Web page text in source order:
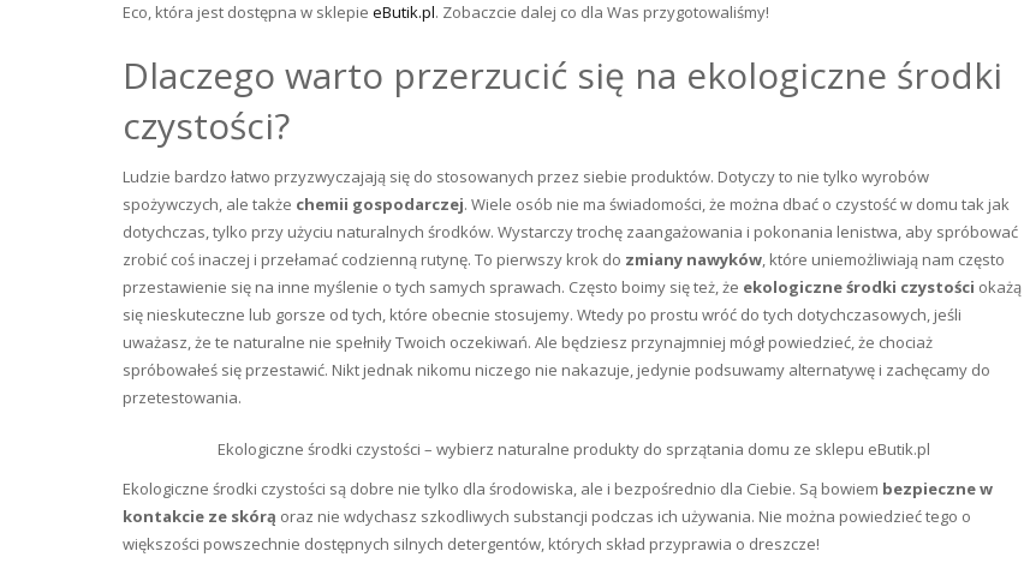
Eco, która jest dostępna w sklepie eButik.pl. Zobaczcie dalej co dla Was przygotowaliśmy!
Dlaczego warto przerzucić się na ekologiczne środki
czystości?
Ludzie bardzo łatwo przyzwyczajają się do stosowanych przez siebie produktów. Dotyczy to nie tylko wyrobów
spożywczych, ale także chemii gospodarczej. Wiele osób nie ma świadomości, że można dbać o czystość w domu tak jak
dotychczas, tylko przy użyciu naturalnych środków. Wystarczy trochę zaangażowania i pokonania lenistwa, aby spróbować
zrobić coś inaczej i przełamać codzienną rutynę. To pierwszy krok do zmiany nawyków, które uniemożliwiają nam często
przestawienie się na inne myślenie o tych samych sprawach. Często boimy się też, że ekologiczne środki czystości okażą
się nieskuteczne lub gorsze od tych, które obecnie stosujemy. Wtedy po prostu wróć do tych dotychczasowych, jeśli
uważasz, że te naturalne nie spełniły Twoich oczekiwań. Ale będziesz przynajmniej mógł powiedzieć, że chociaż
spróbowałeś się przestawić. Nikt jednak nikomu niczego nie nakazuje, jedynie podsuwamy alternatywę i zachęcamy do
przetestowania.
Ekologiczne środki czystości – wybierz naturalne produkty do sprzątania domu ze sklepu eButik.pl
Ekologiczne środki czystości są dobre nie tylko dla środowiska, ale i bezpośrednio dla Ciebie. Są bowiem bezpieczne w
kontakcie ze skórą oraz nie wdychasz szkodliwych substancji podczas ich używania. Nie można powiedzieć tego o
większości powszechnie dostępnych silnych detergentów, których skład przyprawia o dreszcze!